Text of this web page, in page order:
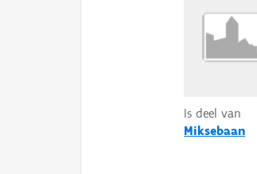
Is deel van
Miksebaan